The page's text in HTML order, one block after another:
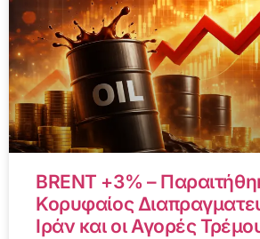
BRENT +3% –
Κορυφαίος
Ιράν και οι Αγορές